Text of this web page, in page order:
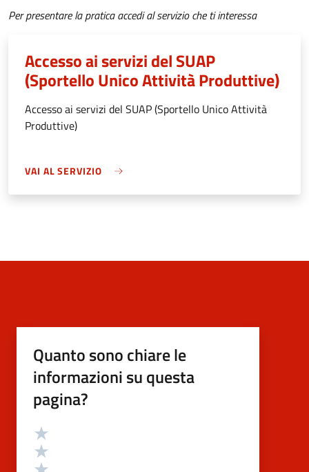
Per presentare la pratica accedi al servizio che ti interessa
Accesso ai servizi del SUAP
(Sportello Unico Attività Produttive)
Accesso ai servizi del SUAP (Sportello Unico Attività
Produttive)
VAI AL SERVIZIO
Quanto sono chiare le
informazioni su questa
pagina?
Valutazione